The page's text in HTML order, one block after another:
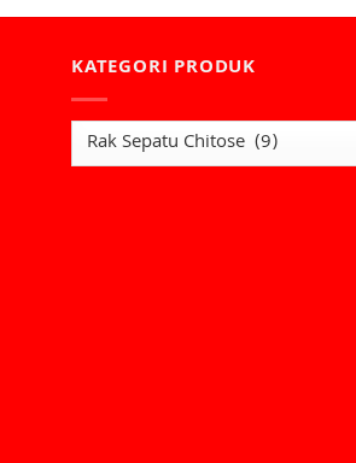
KATEGORI PRODUK